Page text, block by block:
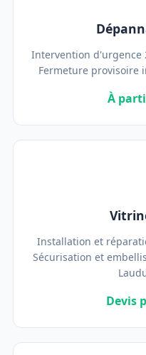
Intervention d'urgence
Fermeture provisoire
À
Installation et
Sécurisation et
Devis